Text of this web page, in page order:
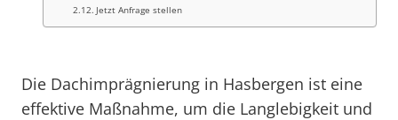
Jetzt Anfrage stellen
Die Dachimprägnierung in Hasbergen ist eine
effektive Maßnahme, um die Langlebigkeit und